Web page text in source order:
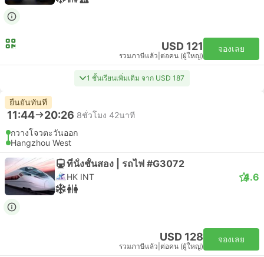
USD 121
รวมภาษีแล้ว ต่อคน (ผู้ใหญ่)
จองเลย
1 ชั้นเรียนเพิ่มเติม จาก USD 187
ยืนยันทันที
11:44 20:26 8ชั่วโมง 42นาที
กวางโจวตะวันออก
Hangzhou West
ที่นั่งชั้นสอง | รถไฟ #G3072
HK INT 4.6
USD 128
รวมภาษีแล้ว ต่อคน (ผู้ใหญ่)
จองเลย